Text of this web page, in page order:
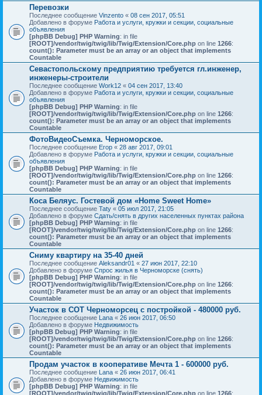
Перевозки
Последнее сообщение Vinzento « 08 сен 2017, 05:51
Добавлено в форуме Работа и услуги, кружки и секции, социальные
объявления
[phpBB Debug] PHP Warning: in file
[ROOT]/vendor/twig/twig/lib/Twig/Extension/Core.php on line 1266:
count(): Parameter must be an array or an object that implements
Countable
Севастопольскому предприятию требуется гл.инженер,
инженеры-строители
Последнее сообщение Work12 « 04 сен 2017, 13:40
Добавлено в форуме Работа и услуги, кружки и секции, социальные
объявления
[phpBB Debug] PHP Warning: in file
[ROOT]/vendor/twig/twig/lib/Twig/Extension/Core.php on line 1266:
count(): Parameter must be an array or an object that implements
Countable
ФотоВидеоСъемка. Черноморское.
Последнее сообщение Егор « 28 авг 2017, 09:01
Добавлено в форуме Работа и услуги, кружки и секции, социальные
объявления
[phpBB Debug] PHP Warning: in file
[ROOT]/vendor/twig/twig/lib/Twig/Extension/Core.php on line 1266:
count(): Parameter must be an array or an object that implements
Countable
Коса Беляус. Гостевой дом «Home Sweet Home»
Последнее сообщение Taty « 05 июл 2017, 21:05
Добавлено в форуме Сдать/снять в других населенных пунктах района
[phpBB Debug] PHP Warning: in file
[ROOT]/vendor/twig/twig/lib/Twig/Extension/Core.php on line 1266:
count(): Parameter must be an array or an object that implements
Countable
Сниму квартиру на 35-40 дней
Последнее сообщение Aleksandr01 « 27 июн 2017, 22:10
Добавлено в форуме Спрос жилья в Черноморске (снять)
[phpBB Debug] PHP Warning: in file
[ROOT]/vendor/twig/twig/lib/Twig/Extension/Core.php on line 1266:
count(): Parameter must be an array or an object that implements
Countable
Участок в СОТ Черноморсец с постройкой - 480000 руб.
Последнее сообщение Lana « 26 июн 2017, 06:50
Добавлено в форуме Недвижимость
[phpBB Debug] PHP Warning: in file
[ROOT]/vendor/twig/twig/lib/Twig/Extension/Core.php on line 1266:
count(): Parameter must be an array or an object that implements
Countable
Продам участок в кооперативе Мечта 1 - 600000 руб.
Последнее сообщение Lana « 26 июн 2017, 06:41
Добавлено в форуме Недвижимость
[phpBB Debug] PHP Warning: in file
[ROOT]/vendor/twig/twig/lib/Twig/Extension/Core.php on line 1266: